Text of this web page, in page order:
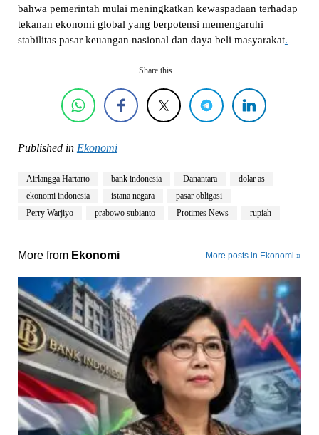
bahwa pemerintah mulai meningkatkan kewaspadaan terhadap
tekanan ekonomi global yang berpotensi memengaruhi
stabilitas pasar keuangan nasional dan daya beli masyarakat.
Share this…
Published in Ekonomi
Airlangga Hartarto bank indonesia Danantara
dolar as
ekonomi indonesia
istana negara
pasar obligasi
Perry Warjiyo
prabowo subianto Protimes News rupiah
More from Ekonomi More posts in Ekonomi »